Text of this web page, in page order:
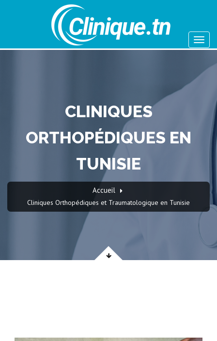
CLINIQUES
ORTHOPÉDIQUES EN
TUNISIE
Accueil
Cliniques Orthopédiques et Traumatologique en Tunisie